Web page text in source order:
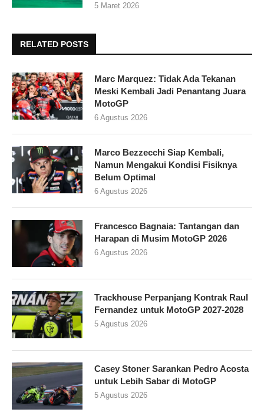
5 Maret 2026
RELATED POSTS
Marc Marquez: Tidak Ada Tekanan
Meski Kembali Jadi Penantang Juara
MotoGP
6 Agustus 2026
Marco Bezzecchi Siap Kembali,
Namun Mengakui Kondisi Fisiknya
Belum Optimal
6 Agustus 2026
Francesco Bagnaia: Tantangan dan
Harapan di Musim MotoGP 2026
6 Agustus 2026
Trackhouse Perpanjang Kontrak Raul
Fernandez untuk MotoGP 2027-2028
5 Agustus 2026
Casey Stoner Sarankan Pedro Acosta
untuk Lebih Sabar di MotoGP
5 Agustus 2026